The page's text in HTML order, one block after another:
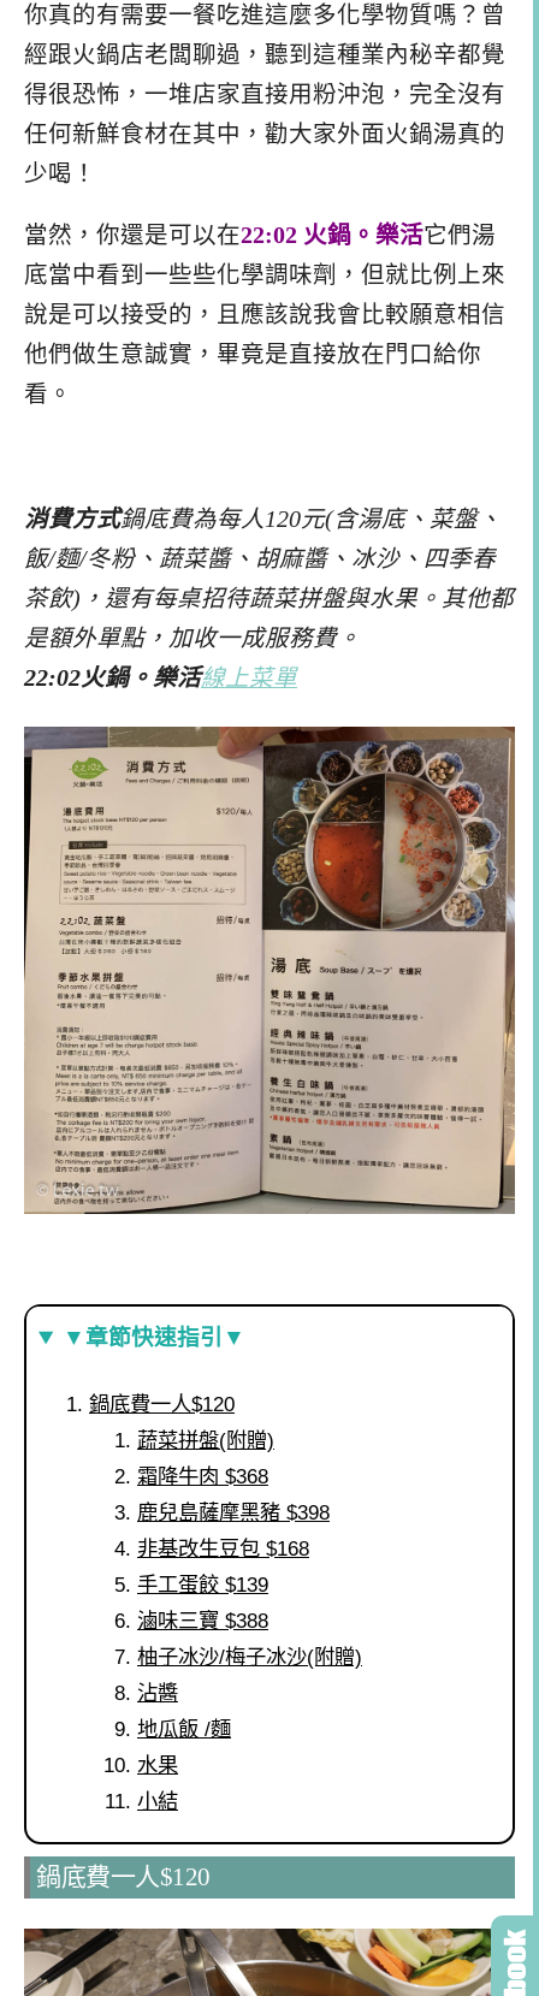
你真的有需要一餐吃進這麼多化學物質嗎？曾
經跟火鍋店老闆聊過，聽到這種業內秘辛都覺
得很恐怖，一堆店家直接用粉沖泡，完全沒有
任何新鮮食材在其中，勸大家外面火鍋湯真的
少喝！
當然，你還是可以在22:02 火鍋。樂活它們湯
底當中看到一些些化學調味劑，但就比例上來
說是可以接受的，且應該說我會比較願意相信
他們做生意誠實，畢竟是直接放在門口給你
看。
消費方式鍋底費為每人120元(含湯底、菜盤、
飯/麵/冬粉、蔬菜醬、胡麻醬、冰沙、四季春
茶飲)，還有每桌招待蔬菜拼盤與水果。其他都
是額外單點，加收一成服務費。
22:02火鍋。樂活線上菜單
▼章節快速指引▼
鍋底費一人$120
蔬菜拼盤(附贈)
霜降牛肉 $368
鹿兒島薩摩黑豬 $398
非基改生豆包 $168
手工蛋餃 $139
滷味三寶 $388
柚子冰沙/梅子冰沙(附贈)
沾醬
地瓜飯 /麵
水果
小結
鍋底費一人$120